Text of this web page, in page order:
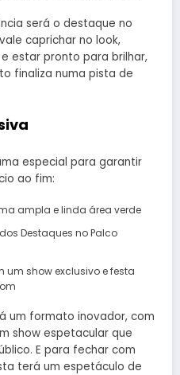
será o destaque no
caprichar no look,
estar pronto para brilhar,
finaliza numa pista de
especial para garantir
ao fim:
ampla e linda área verde
Destaques no Palco
um show exclusivo e festa
um formato inovador, com
show espetacular que
E para fechar com
terá um espetáculo de